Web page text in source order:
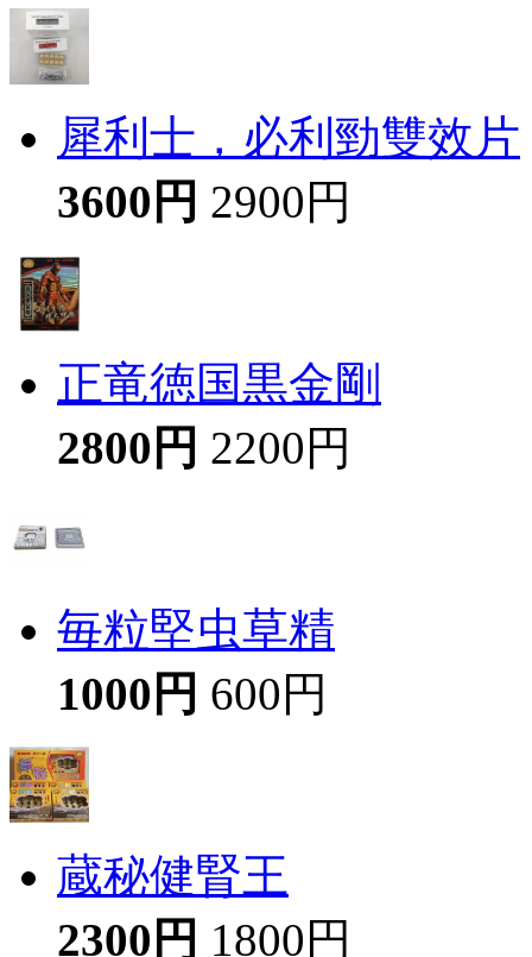
犀利士，必利勁雙效片
3600円 2900円
正竜徳国黒金剛
2800円 2200円
毎粒堅虫草精
1000円 600円
蔵秘健腎王
2300円 1800円